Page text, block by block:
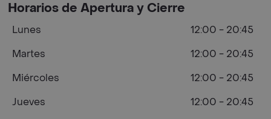
Horarios de Apertura y Cierre
Lunes
12:00 - 20:45
Martes
12:00 - 20:45
Miércoles
12:00 - 20:45
Jueves
12:00 - 20:45